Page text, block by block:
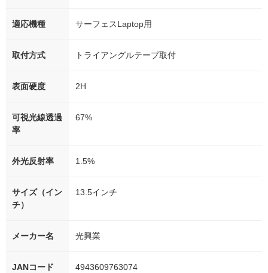
適応機種 サーフェスLaptop用
取付方式 トライアングルテープ取付
表面硬度 2H
可視光線透過
率
67%
外光反射率 1.5%
サイズ（イン
チ）
13.5インチ
メーカー名 光興業
JANコード 4943609763074